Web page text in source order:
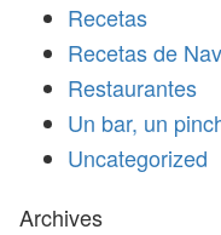
Recetas
Recetas de
Restaurantes
Un bar, un
Uncategorized
Archives